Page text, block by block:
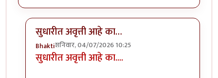
सुधारीत अवृत्ती आहे का…
Bhaktiशनिवार, 04/07/2026 10:25
In reply toसुधारीत अवृत्ती आहे का....
सुधारीत अवृत्ती आहे का....